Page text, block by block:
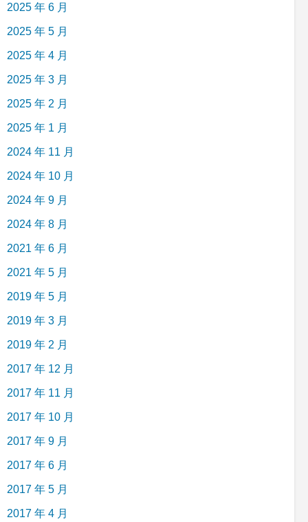
2025 年 6 月
2025 年 5 月
2025 年 4 月
2025 年 3 月
2025 年 2 月
2025 年 1 月
2024 年 11 月
2024 年 10 月
2024 年 9 月
2024 年 8 月
2021 年 6 月
2021 年 5 月
2019 年 5 月
2019 年 3 月
2019 年 2 月
2017 年 12 月
2017 年 11 月
2017 年 10 月
2017 年 9 月
2017 年 6 月
2017 年 5 月
2017 年 4 月